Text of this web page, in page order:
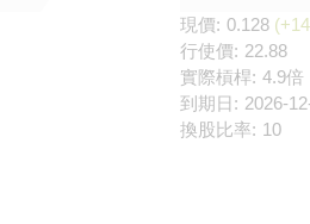
現價: 0.128
行使價: 22.88
實際槓桿: 4.9倍
到期日: 2026-
換股比率: 10